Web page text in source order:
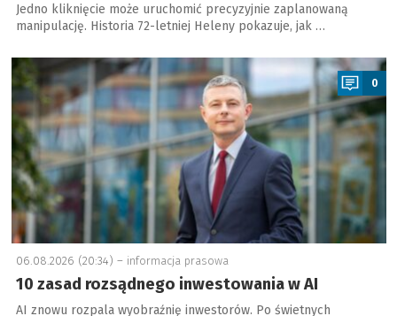
Jedno kliknięcie może uruchomić precyzyjnie zaplanowaną
manipulację. Historia 72-letniej Heleny pokazuje, jak …
a
0
06.08.2026 (20:34) – informacja prasowa
10 zasad rozsądnego inwestowania w AI
AI znowu rozpala wyobraźnię inwestorów. Po świetnych